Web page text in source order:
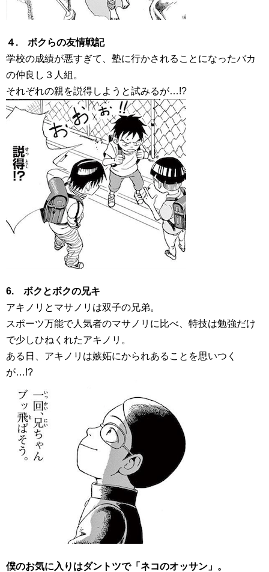
４. ボクらの友情戦記
学校の成績が悪すぎて、塾に行かされることになったバカ
の仲良し３人組。
それぞれの親を説得しようと試みるが…!?
6. ボクとボクの兄キ
アキノリとマサノリは双子の兄弟。
スポーツ万能で人気者のマサノリに比べ、特技は勉強だけ
で少しひねくれたアキノリ。
ある日、アキノリは嫉妬にかられあることを思いつく
が…!?
僕のお気に入りはダントツで「ネコのオッサン」。